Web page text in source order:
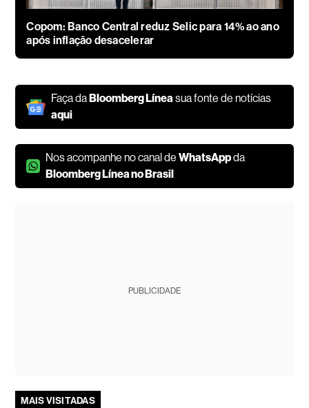
Copom: Banco Central reduz Selic para 14% ao ano
após inflação desacelerar
Faça da Bloomberg Líneasua fonte de notícias
aqui
Nos acompanhe no canal deWhatsAppda
Bloomberg Línea no Brasil
PUBLICIDADE
MAIS VISITADAS